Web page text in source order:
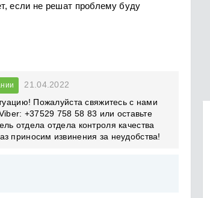
если не решат проблему буду
21.04.2022
Пожалуйста свяжитесь с нами
+37529 758 58 83 или оставьте
отдела отдела контроля качества
приносим извинения за неудобства!